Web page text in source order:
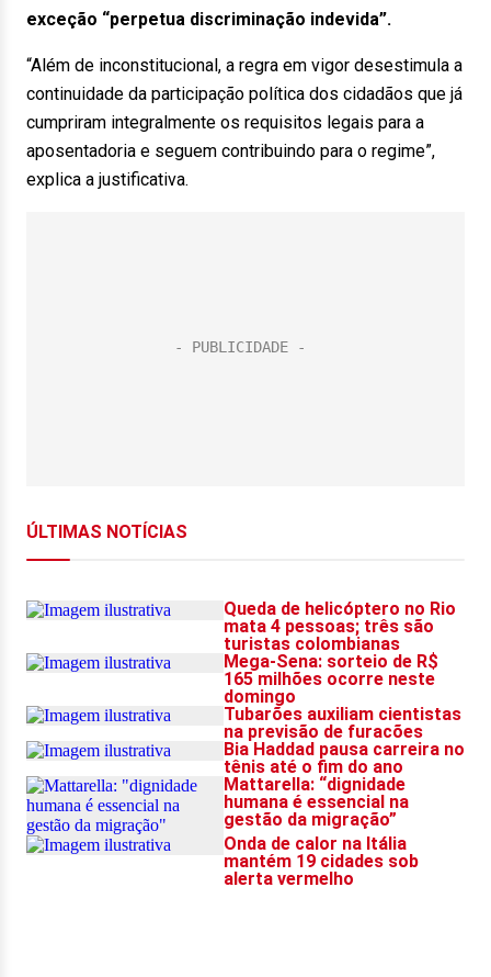
exceção “perpetua discriminação indevida”.
“Além de inconstitucional, a regra em vigor desestimula a
continuidade da participação política dos cidadãos que já
cumpriram integralmente os requisitos legais para a
aposentadoria e seguem contribuindo para o regime”,
explica a justificativa.